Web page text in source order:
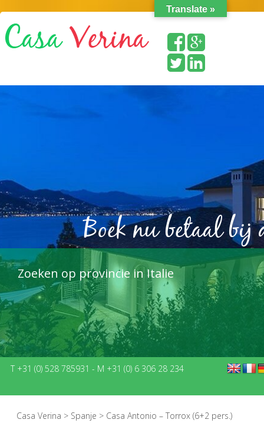
Zoeken op provincie in Italie
Boek nu betaal bij
T +31 (0) 528 785931 - M +31 (0) 6 306 28 234
Casa Verina > Spanje > Casa Antonio – Torrox (6+2 pers.)
Translate »